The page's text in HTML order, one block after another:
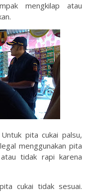
mengkilap atau
pita cukai palsu,
menggunakan pita
tidak rapi karena
cukai tidak sesuai.